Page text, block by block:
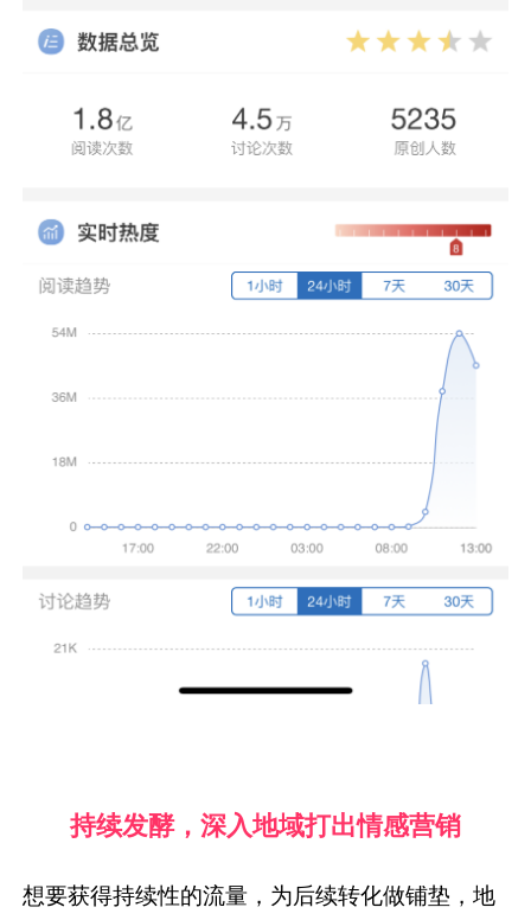
持续发酵，深入地域打出情感营销
想要获得持续性的流量，为后续转化做铺垫，地